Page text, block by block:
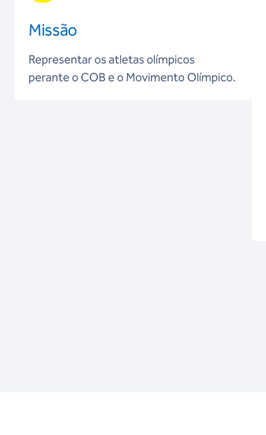
Missão
Representar os atletas olímpicos
perante o COB e o Movimento Olímpico.